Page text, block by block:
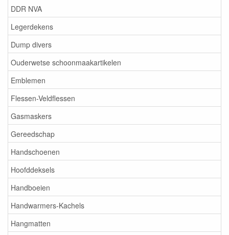
DDR NVA
Legerdekens
Dump divers
Ouderwetse schoonmaakartikelen
Emblemen
Flessen-Veldflessen
Gasmaskers
Gereedschap
Handschoenen
Hoofddeksels
Handboeien
Handwarmers-Kachels
Hangmatten